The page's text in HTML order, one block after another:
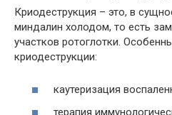
Криодеструкция – это, в
миндалин холодом, то есть
участков ротоглотки.
криодеструкции:
каутеризация
терапия